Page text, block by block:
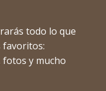
todo lo que
favoritos:
fotos y mucho